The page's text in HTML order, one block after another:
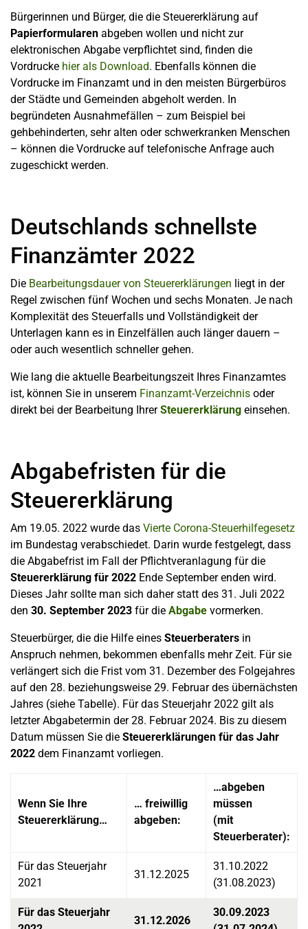
Bürgerinnen und Bürger, die die Steuererklärung auf
Papierformularen abgeben wollen und nicht zur
elektronischen Abgabe verpflichtet sind, finden die
Vordrucke hier als Download. Ebenfalls können die
Vordrucke im Finanzamt und in den meisten Bürgerbüros
der Städte und Gemeinden abgeholt werden. In
begründeten Ausnahmefällen – zum Beispiel bei
gehbehinderten, sehr alten oder schwerkranken Menschen
– können die Vordrucke auf telefonische Anfrage auch
zugeschickt werden.
Deutschlands schnellste
Finanzämter 2022
Die Bearbeitungsdauer von Steuererklärungen liegt in der
Regel zwischen fünf Wochen und sechs Monaten. Je nach
Komplexität des Steuerfalls und Vollständigkeit der
Unterlagen kann es in Einzelfällen auch länger dauern –
oder auch wesentlich schneller gehen.
Wie lang die aktuelle Bearbeitungszeit Ihres Finanzamtes
ist, können Sie in unserem Finanzamt-Verzeichnis oder
direkt bei der Bearbeitung IhrerSteuererklärung einsehen.
Abgabefristen für die
Steuererklärung
Am 19.05. 2022 wurde das Vierte Corona-Steuerhilfegesetz
im Bundestag verabschiedet. Darin wurde festgelegt, dass
die Abgabefrist im Fall der Pflichtveranlagung für die
Steuererklärung für 2022 Ende September enden wird.
Dieses Jahr sollte man sich daher statt des 31. Juli 2022
den 30. September 2023 für die Abgabe vormerken.
Steuerbürger, die die Hilfe eines Steuerberaters in
Anspruch nehmen, bekommen ebenfalls mehr Zeit. Für sie
verlängert sich die Frist vom 31. Dezember des Folgejahres
auf den 28. beziehungsweise 29. Februar des übernächsten
Jahres (siehe Tabelle). Für das Steuerjahr 2022 gilt als
letzter Abgabetermin der 28. Februar 2024. Bis zu diesem
Datum müssen Sie die Steuererklärungen für das Jahr
2022 dem Finanzamt vorliegen.
Wenn Sie Ihre
Steuererklärung…
… freiwillig
abgeben:
…abgeben
müssen
(mit
Steuerberater):
Für das Steuerjahr
2021
31.12.2025
31.10.2022
(31.08.2023)
Für das Steuerjahr
31.12.2026
30.09.2023